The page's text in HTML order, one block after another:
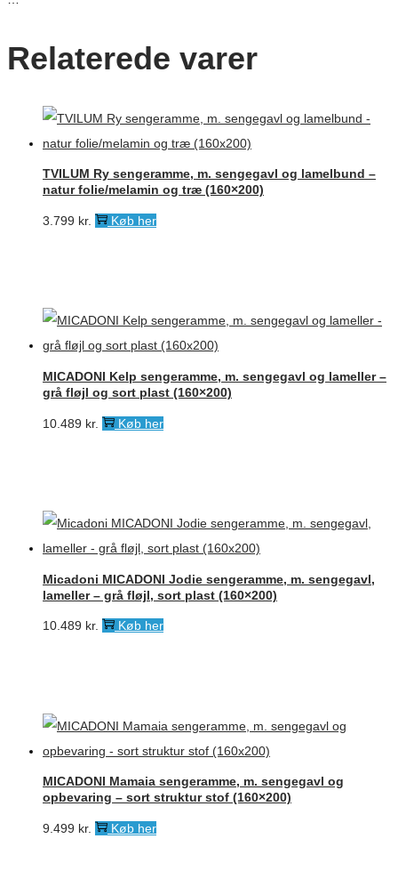
Relaterede varer
TVILUM Ry sengeramme, m. sengegavl og lamelbund –
natur folie/melamin og træ (160×200)
3.799 kr. Køb her
MICADONI Kelp sengeramme, m. sengegavl og lameller –
grå fløjl og sort plast (160×200)
10.489 kr. Køb her
Micadoni MICADONI Jodie sengeramme, m. sengegavl,
lameller – grå fløjl, sort plast (160×200)
10.489 kr. Køb her
MICADONI Mamaia sengeramme, m. sengegavl og
opbevaring – sort struktur stof (160×200)
9.499 kr. Køb her